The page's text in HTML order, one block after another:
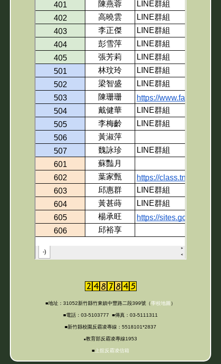
■地址：31052新竹縣竹東鎮中豐路二段399號（學校地圖 ）
■電話：03-5103777 ■傳真：03-5111311
■新竹縣校園反霸凌專線：5518101*2837
■教育部反霸凌專線1953
■ 上舘反霸凌信箱